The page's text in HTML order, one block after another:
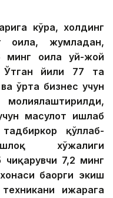
кўра, холдинг
оила, жумладан,
минг оила уй-жой
Ўтган йили 77 та
ўрта бизнес учун
маҳсулот ишлаб
қўллаб-
хўжалиги
чиқарувчи 7,2 минг
баҳорги экиш
ижарага